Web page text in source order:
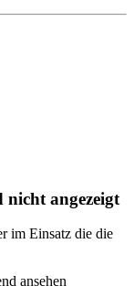
angezeigt
im Einsatz die die
ansehen